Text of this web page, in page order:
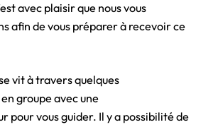
avec plaisir que nous vous
afin de vous préparer à recevoir ce
vit à travers quelques
groupe avec une
pour vous guider. Il y a possibilité de